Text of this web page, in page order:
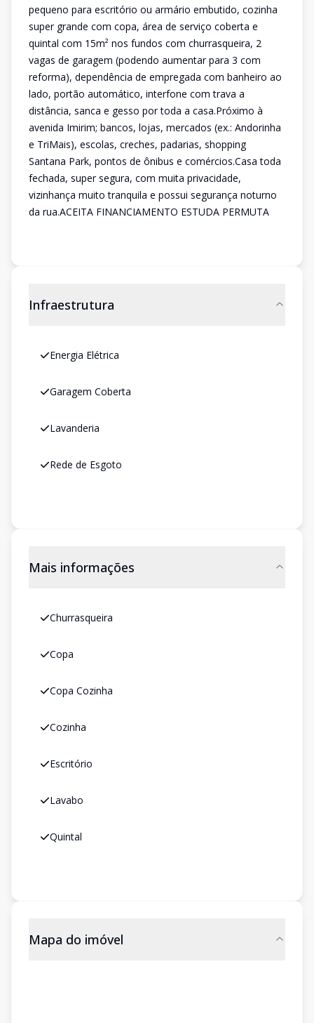
pequeno para escritório ou armário embutido, cozinha
super grande com copa, área de serviço coberta e
quintal com 15m² nos fundos com churrasqueira, 2
vagas de garagem (podendo aumentar para 3 com
reforma), dependência de empregada com banheiro ao
lado, portão automático, interfone com trava a
distância, sanca e gesso por toda a casa.Próximo à
avenida Imirim; bancos, lojas, mercados (ex.: Andorinha
e TriMais), escolas, creches, padarias, shopping
Santana Park, pontos de ônibus e comércios.Casa toda
fechada, super segura, com muita privacidade,
vizinhança muito tranquila e possui segurança noturno
da rua.ACEITA FINANCIAMENTO ESTUDA PERMUTA
Infraestrutura
Energia Elétrica
Garagem Coberta
Lavanderia
Rede de Esgoto
Mais informações
Churrasqueira
Copa
Copa Cozinha
Cozinha
Escritório
Lavabo
Quintal
Mapa do imóvel